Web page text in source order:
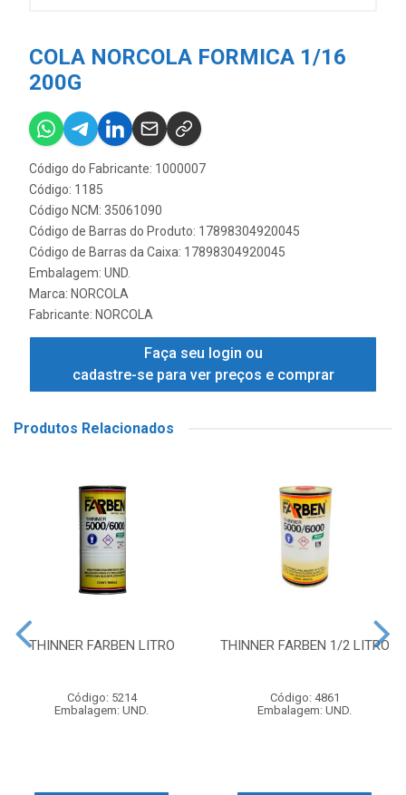
COLA NORCOLA FORMICA 1/16
200G
Código do Fabricante: 1000007
Código: 1185
Código NCM: 35061090
Código de Barras do Produto: 17898304920045
Código de Barras da Caixa: 17898304920045
Embalagem: UND.
Marca: NORCOLA
Fabricante: NORCOLA
Faça seu login ou
cadastre-se para ver preços e comprar
Produtos Relacionados
THINNER FARBEN LITRO
Código: 5214
Embalagem: UND.
THINNER FARBEN 1/2 LITRO
Código: 4861
Embalagem: UND.